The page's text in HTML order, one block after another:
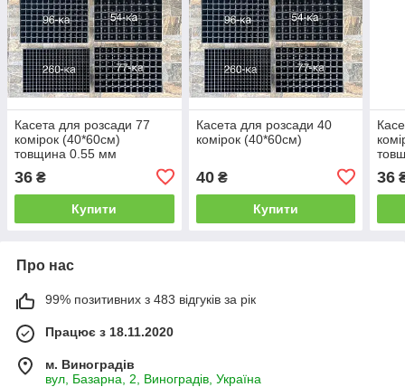
Касета для розсади 77
комірок (40*60см)
товщина 0.55 мм
36 ₴
Купити
Касета для розсади 40
комірок (40*60см)
40₴
Купити
36
Про нас
99% позитивних з 483 відгуків за рік
Працює з 18.11.2020
м. Виноградів
вул, Базарна, 2, Виноградів, Україна